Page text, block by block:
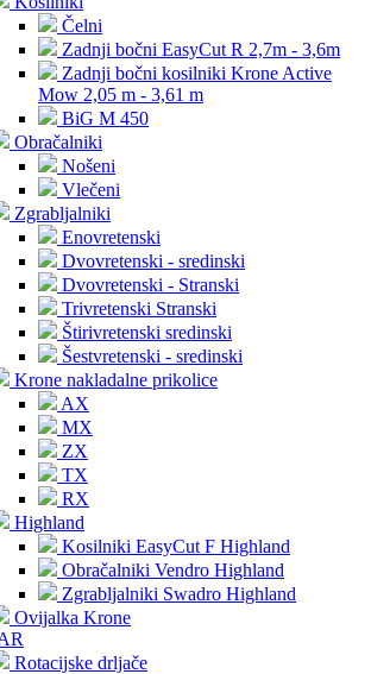
Čelni
Zadnji bočni EasyCut R 2,7m - 3,6m
Zadnji bočni kosilniki Krone Active
Mow 2,05 m - 3,61 m
BiG M 450
Obračalniki
Nošeni
Vlečeni
Zgrabljalniki
Enovretenski
Dvovretenski - sredinski
Dvovretenski - Stranski
Trivretenski Stranski
Štirivretenski sredinski
Šestvretenski - sredinski
Krone nakladalne prikolice
AX
MX
ZX
TX
RX
Highland
Kosilniki EasyCut F Highland
Obračalniki Vendro Highland
Zgrabljalniki Swadro Highland
Ovijalka Krone
Rotacijske drljače